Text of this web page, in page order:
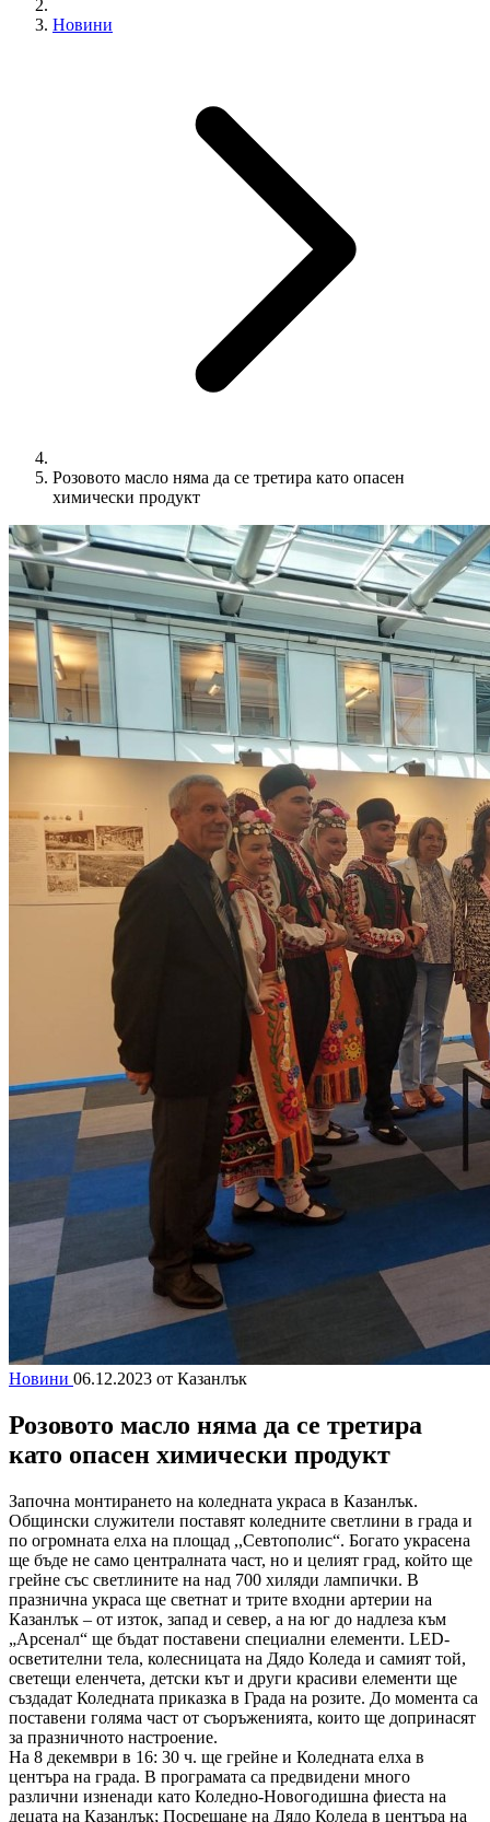
Новини
Розовото масло няма да се третира като опасен
химически продукт
Новини 06.12.2023 от Казанлък
Розовото масло няма да се третира
като опасен химически продукт
Започна монтирането на коледната украса в Казанлък.
Общински служители поставят коледните светлини в града и
по огромната елха на площад ,,Севтополис“. Богато украсена
ще бъде не само централната част, но и целият град, който ще
грейне със светлините на над 700 хиляди лампички. В
празнична украса ще светнат и трите входни артерии на
Казанлък – от изток, запад и север, а на юг до надлеза към
„Арсенал“ ще бъдат поставени специални елементи. LED-
осветителни тела, колесницата на Дядо Коледа и самият той,
светещи еленчета, детски кът и други красиви елементи ще
създадат Коледната приказка в Града на розите. До момента са
поставени голяма част от съоръженията, които ще допринасят
за празничното настроение.
На 8 декември в 16: 30 ч. ще грейне и Коледната елха в
центъра на града. В програмата са предвидени много
различни изненади като Коледно-Новогодишна фиеста на
децата на Казанлък; Посрещане на Дядо Коледа в центъра на